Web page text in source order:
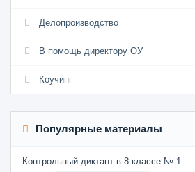
Делопроизводство
В помощь директору ОУ
Коучинг
Популярные материалы
Контрольный диктант в 8 классе № 1